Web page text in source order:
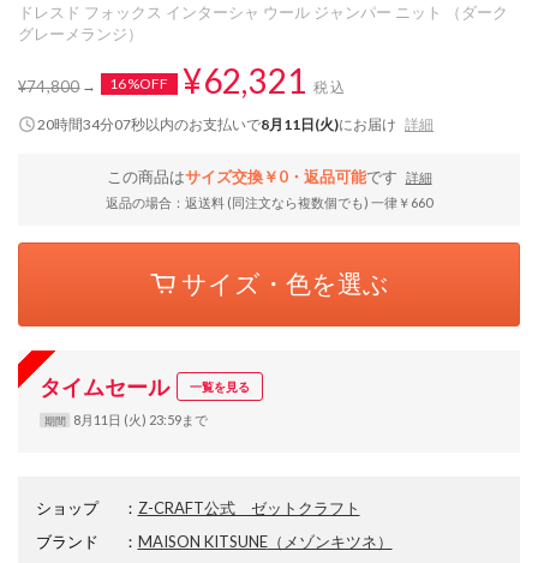
ドレスド フォックス インターシャ ウール ジャンパー ニット （ダーク
グレーメランジ）
¥74,800 16%OFF ¥62,321 税込
20時間34分07秒以内のお支払いで8月11日(火)にお届け 詳細
この商品はサイズ交換￥0・返品可能です
詳細
返品の場合：返送料 (同注文なら複数個でも) 一律￥660
サイズ・色を選ぶ
タイムセール 一覧を見る
期間 8月11日 (火) 23:59まで
ショップ ： Z-CRAFT公式 ゼットクラフト
ブランド
： MAISON KITSUNE（メゾンキツネ）